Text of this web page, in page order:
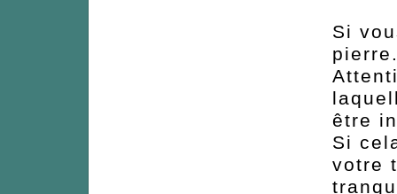
Si
être
Si
votre